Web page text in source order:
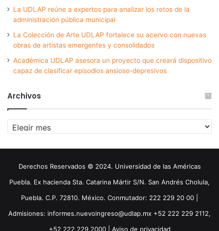
La UDLAP reúne a expertos para analizar los retos de la
administración pública municipal
La Colección de Arte UDLAP fortalece su acervo con nuevas
obras de artistas emergentes y consolidados
Académica UDLAP asesora un proyecto que creará dispositivo
capaz de clasificar episodios ansioso-depresivos
Archivos
Archivos
Derechos Reservados © 2024. Universidad de las Américas
Puebla. Ex hacienda Sta. Catarina Mártir S/N. San Andrés Cholula,
Puebla. C.P. 72810. México. Conmutador: 222 229 20 00 |
Admisiones: informes.nuevoingreso@udlap.mx +52 222 229 2112,
+52 222 229 2000 | Aviso de privacidad